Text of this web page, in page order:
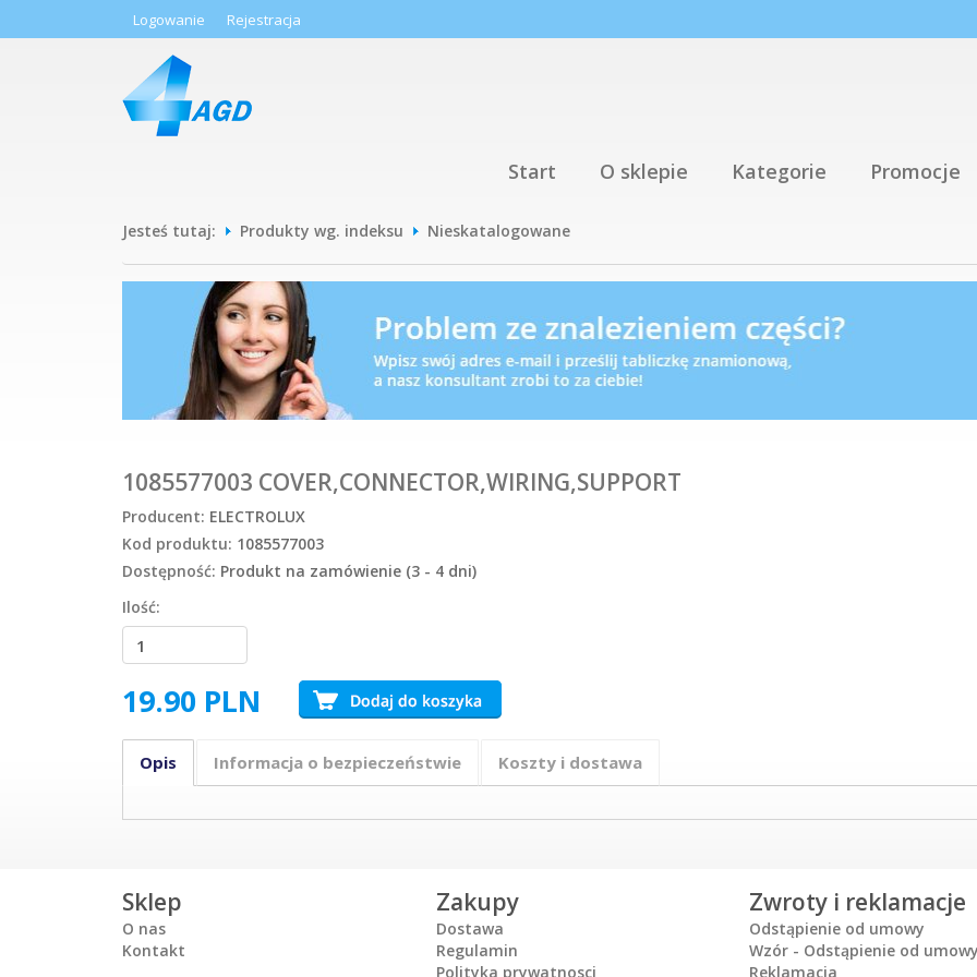
Logowanie Rejestracja
Start O sklepie Kategorie Promocje
Jesteś tutaj: Produkty wg. indeksu Nieskatalogowane
1085577003 COVER,CONNECTOR,WIRING,SUPPORT
Producent: ELECTROLUX
Kod produktu: 1085577003
Dostępność: Produkt na zamówienie (3 - 4 dni)
Ilość:
19.90 PLN
Opis Informacja o bezpieczeństwie Koszty i dostawa
Sklep
O nas
Kontakt
Zakupy
Dostawa
Regulamin
Polityka prywatnosci
Zwroty i reklamacje
Odstąpienie od umowy
Wzór - Odstąpienie od
Reklamacja